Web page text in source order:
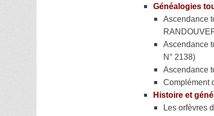
Généalogies
Ascendance
Ascendance
N° 2138)
Ascendance
Complément
Histoire et
Les orfèvres